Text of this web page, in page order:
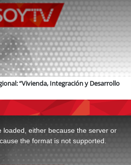
“Vivienda, Integración y Desarrollo
loaded, either because the server or
the format is not supported.